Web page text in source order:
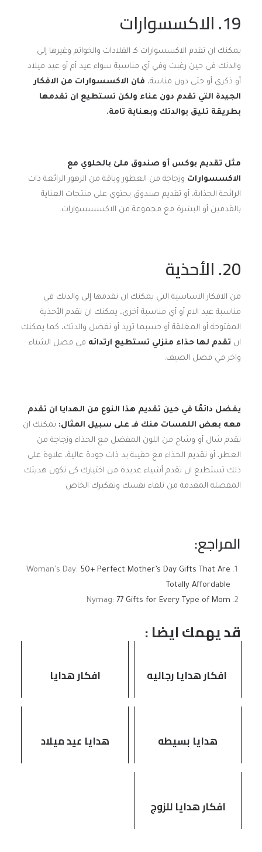
19. الاكسسوارات
يمكنك ان تقدم الاكسسوارات كـ القلادات والخواتم وغيرها إلى
والدتك في حين رغبت وفي أي مناسبة سواء عيد أم أو عيد ميلاد
أو ذكري أو حتى دون مناسة، فان الاكسسوارات من الافكار
الجيدة التي تقدم دون عناء ولكن تستطيع ان تقدمها
بطريقة تليق بوالدتك وبعناية تامة.
مثل تقديم بوكس أو صندوق ملئ بالحلوي مع
الاكسسوارات وزجاجة من العطور وباقة من الزهور الرائعة ذات
الرائحة الجذابة، أو تقديم صندوق يحتوي على منتجات العناية
بالقدمين أو البشرة مع مجموعة من الاكسسسوارات.
20. الأحذية
من الافكار الاساسية التي يمكنك ان تقدمها إلى والدتك في
مناسبة عيد الام أو أي مناسبة أخرى، يمكنك ان تقدم الأحذية
المفتوحة أو المغلقة أو حسبما تريد أو تفضل والدتك، كما يمكنك
ان تقدم لها حذاء منزلي تستطيع ارتدائه في فصل الشتاء
واخر في فصل الصيف.
يفضل دائمًا في حين تقديم هذا النوع من الهدايا ان تقدم
معه بعض اللمسات منك فـ على سبيل المثال: يمكنك ان
تقدم شال أو وشاح من اللون المفضل مع الحذاء وزجاجة من
العطر، أو تقديم الحذاء مع حقيبة يد ذات جودة عالية، علاوة على
ذلك تستطيع ان تقدم أشياء عديدة من اختيارك كي تكون هديتك
المفضلة المقدمة من تلقاء نفسك وتفكيرك الخاص
المراجع:
Woman’s Day: 50+ Perfect Mother’s Day Gifts That Are
Totally Affordable
Nymag: 77 Gifts for Every Type of Mom
قد يهمك ايضا :
افكار هدايا رجاليه افكار هدايا
هدايا بسيطه هدايا عيد ميلاد
افكار هدايا للزوج